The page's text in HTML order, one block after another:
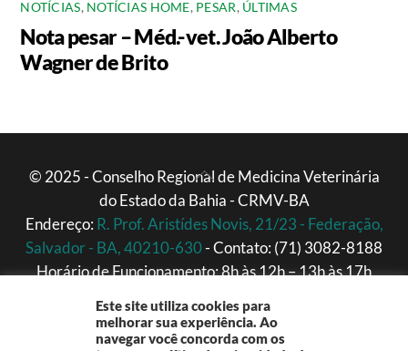
NOTÍCIAS, NOTÍCIAS HOME, PESAR, ÚLTIMAS
Nota pesar – Méd.-vet. João Alberto
Wagner de Brito
Back
To
Top
© 2025 - Conselho Regional de Medicina Veterinária
do Estado da Bahia - CRMV-BA
Endereço: R. Prof. Aristídes Novis, 21/23 - Federação,
Salvador - BA, 40210-630- Contato: (71) 3082-8188
Horário de Funcionamento: 8h às 12h – 13h às 17h
Este site utiliza cookies para
melhorar sua experiência. Ao
navegar você concorda com os